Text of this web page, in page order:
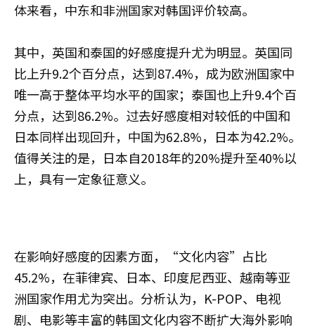
体来看，中东和非洲国家对韩国评价较高。
其中，英国和泰国的好感度提升尤为明显。英国同
比上升9.2个百分点，达到87.4%，成为欧洲国家中
唯一高于整体平均水平的国家；泰国也上升9.4个百
分点，达到86.2%。过去好感度相对较低的中国和
日本同样出现回升，中国为62.8%，日本为42.2%。
值得关注的是，日本自2018年的20%提升至40%以
上，具有一定象征意义。
在影响好感度的因素方面，“文化内容”占比
45.2%，在菲律宾、日本、印度尼西亚、越南等亚
洲国家作用尤为突出。分析认为，K-POP、电视
剧、电影等丰富的韩国文化内容不断扩大海外影响